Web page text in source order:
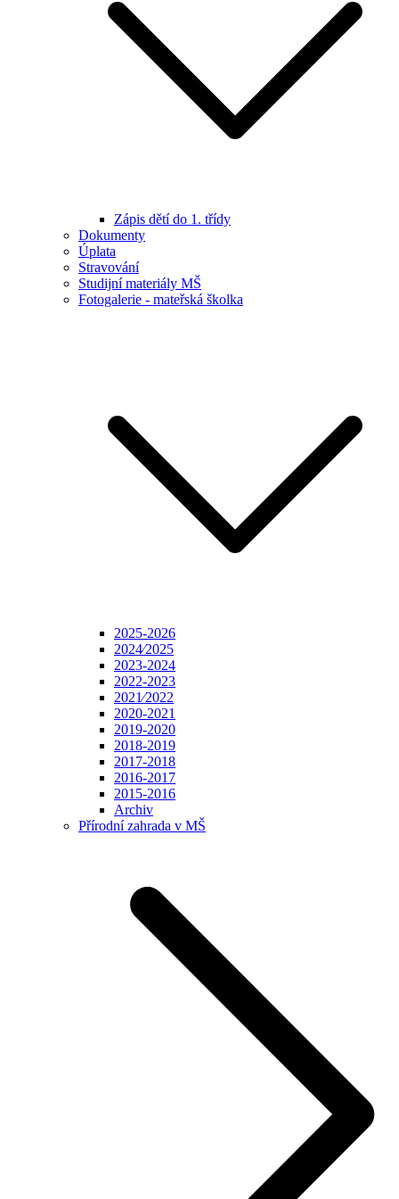
Zápis dětí do 1. třídy
Dokumenty
Úplata
Stravování
Studijní materiály MŠ
Fotogalerie - mateřská školka
2025-2026
2024⁄2025
2023-2024
2022-2023
2021⁄2022
2020-2021
2019-2020
2018-2019
2017-2018
2016-2017
2015-2016
Archiv
Přírodní zahrada v MŠ